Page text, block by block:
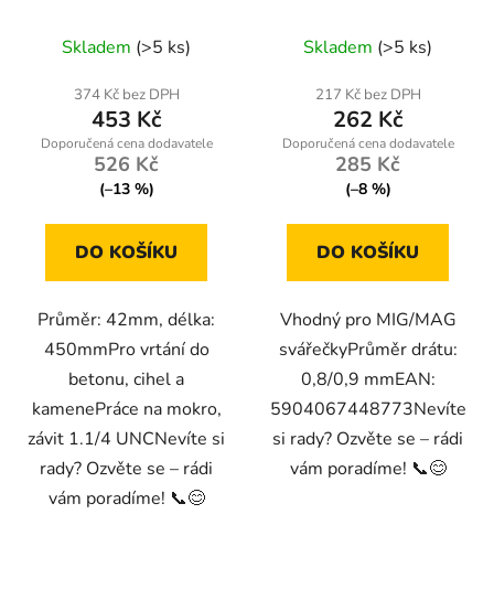
Skladem (>5 ks)
374 Kč bez DPH
453 Kč
526 Kč
(–13 %)
DO KOŠÍKU
Průměr: 42mm, délka:
450mmPro vrtání do
betonu, cihel a
kamenePráce na mokro,
závit 1.1/4 UNCNevíte si
rady? Ozvěte se – rádi
vám poradíme! 📞😊
Skladem (>5 ks)
217 Kč bez DPH
262 Kč
285 Kč
(–8 %)
DO KOŠÍKU
Vhodný pro MIG/MAG
svářečkyPrůměr drátu:
0,8/0,9 mmEAN:
5904067448773Nevíte
si rady? Ozvěte se – rádi
vám poradíme! 📞😊